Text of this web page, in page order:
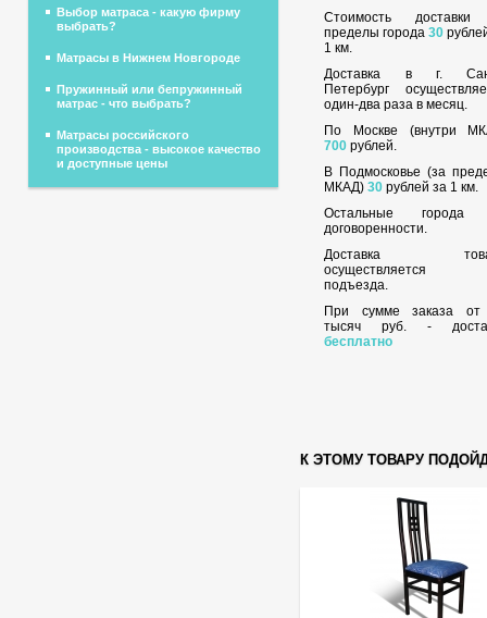
Стоимость
пределы города30
1 км.
Доставка в г.
Петербург
один-два раза в месяц.
По Москве (внутри
700 рублей.
В Подмосковье (за
МКАД)30 рублей за 1 км.
Остальные города
договоренности.
Доставка
осуществляется
подъезда.
При сумме заказа
тысяч руб. -
бесплатно
К ЭТОМУ ТОВАРУ
Выбор матраса - какую фирму
выбрать?
Матрасы в Нижнем Новгороде
Пружинный или бепружинный
матрас - что выбрать?
Матрасы российского
производства - высокое качество
и доступные цены